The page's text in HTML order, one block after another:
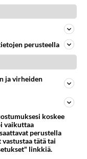
perusteella
ja virheiden
koskee
vaikuttaa
perustella
tätä tai
linkkiä.